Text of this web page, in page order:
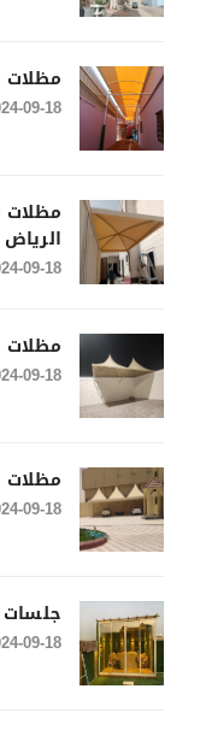
مظلات
09-18
الرياض
09-18
09-18
مظلات
09-18
جلسات
09-18